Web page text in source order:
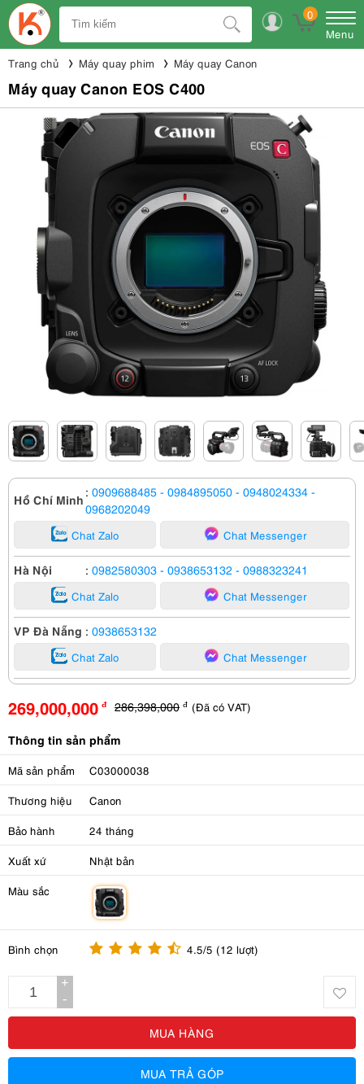
0
Menu
Trang chủ Máy quay phim Máy quay Canon
Máy quay Canon EOS C400
Hồ Chí Minh : 0909688485 - 0984895050 - 0948024334 -
0968202049
Chat Zalo Chat Messenger
Hà Nội : 0982580303 - 0938653132 - 0988323241
Chat Zalo Chat Messenger
VP Đà Nẵng : 0938653132
Chat Zalo Chat Messenger
269,000,000 đ 286,398,000 đ (Đã có VAT)
Thông tin sản phẩm
Mã sản phẩm C03000038
Thương hiệu Canon
Bảo hành 24 tháng
Xuất xứ Nhật bản
Màu sắc
Bình chọn 4.5/5 (12 lượt)
+
-
MUA HÀNG
MUA TRẢ GÓP